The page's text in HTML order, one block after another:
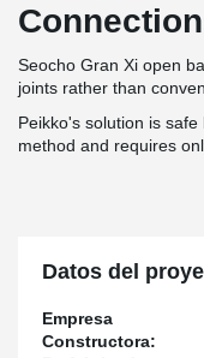
Seocho Gran Xi open
joints rather than
Peikko's solution is
method and requires
Datos del
Empresa
Constructora: